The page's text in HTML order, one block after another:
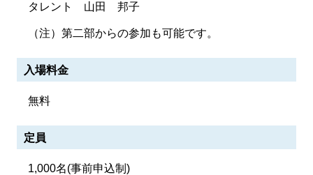
タレント 山田 邦子
（注）第二部からの参加も可能です。
入場料金
無料
定員
1,000名(事前申込制)